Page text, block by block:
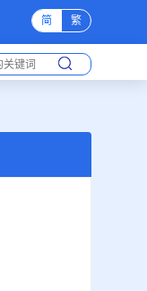
简 繁